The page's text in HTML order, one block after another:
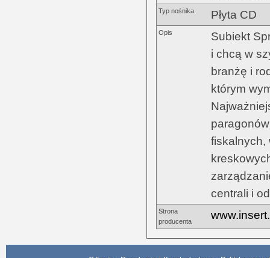
Typ nośnika Płyta CD
Opis
Subiekt
i chcą w
branżę i
którym
fiskalnych,
centrali i
Strona
producenta